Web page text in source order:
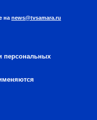
на news@tvsamara.ru
персональных